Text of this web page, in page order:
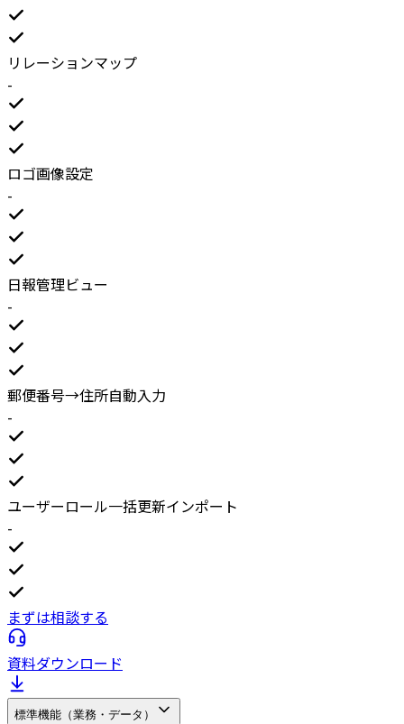
リレーションマップ
-
ロゴ画像設定
-
日報管理ビュー
-
郵便番号→住所自動入力
-
ユーザーロール一括更新インポート
-
まずは相談する
資料ダウンロード
標準機能（業務・データ）